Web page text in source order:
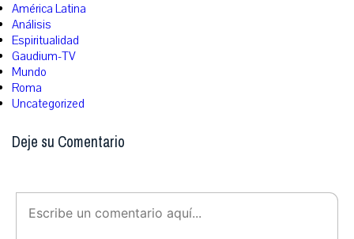
América Latina
Análisis
Espiritualidad
Gaudium-TV
Mundo
Roma
Uncategorized
Deje su Comentario